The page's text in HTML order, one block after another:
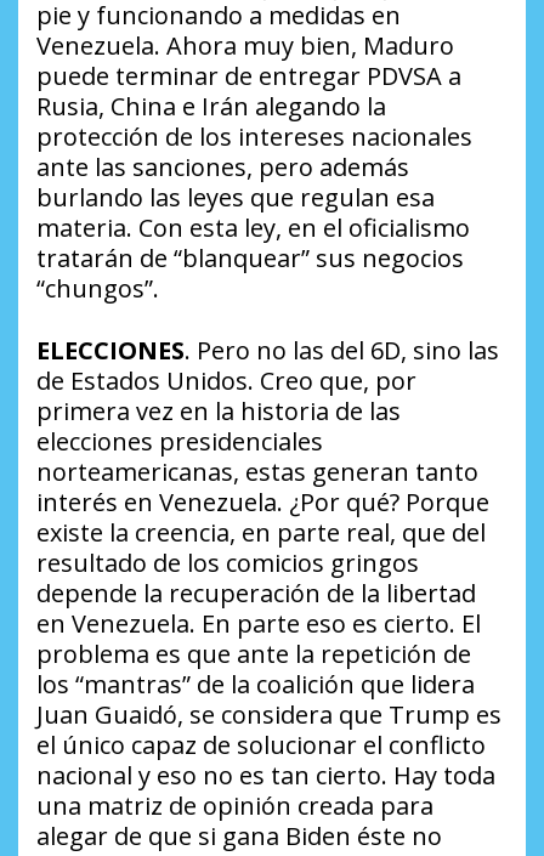
pie y funcionando a medidas en
Venezuela. Ahora muy bien, Maduro
puede terminar de entregar PDVSA a
Rusia, China e Irán alegando la
protección de los intereses nacionales
ante las sanciones, pero además
burlando las leyes que regulan esa
materia. Con esta ley, en el oficialismo
tratarán de “blanquear” sus negocios
“chungos”.
ELECCIONES. Pero no las del 6D, sino las
de Estados Unidos. Creo que, por
primera vez en la historia de las
elecciones presidenciales
norteamericanas, estas generan tanto
interés en Venezuela. ¿Por qué? Porque
existe la creencia, en parte real, que del
resultado de los comicios gringos
depende la recuperación de la libertad
en Venezuela. En parte eso es cierto. El
problema es que ante la repetición de
los “mantras” de la coalición que lidera
Juan Guaidó, se considera que Trump es
el único capaz de solucionar el conflicto
nacional y eso no es tan cierto. Hay toda
una matriz de opinión creada para
alegar de que si gana Biden éste no